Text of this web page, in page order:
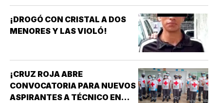
¡DROGÓ CON CRISTAL A DOS
MENORES Y LAS VIOLÓ!
¡CRUZ ROJA ABRE
CONVOCATORIA PARA NUEVOS
ASPIRANTES A TÉCNICO EN